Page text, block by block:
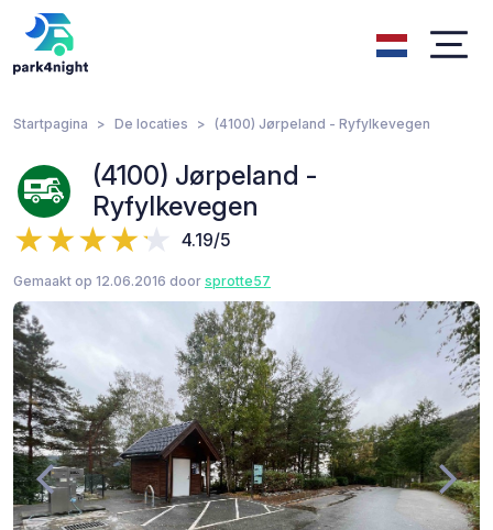
Startpagina De locaties (4100) Jørpeland - Ryfylkevegen
(4100) Jørpeland -
Ryfylkevegen
4.19/5
Gemaakt op 12.06.2016 door sprotte57